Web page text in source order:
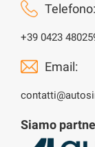
Telefono:
+39 0423
Email:
Siamo